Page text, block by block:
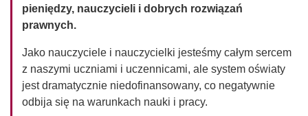
pieniędzy, nauczycieli i dobrych rozwiązań
prawnych.
Jako nauczyciele i nauczycielki jesteśmy całym sercem
z naszymi uczniami i uczennicami, ale system oświaty
jest dramatycznie niedofinansowany, co negatywnie
odbija się na warunkach nauki i pracy.